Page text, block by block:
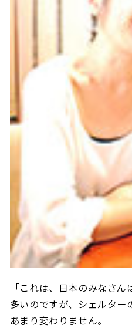
「これは、日本のみなさ
多いのですが、シェルター
あまり変わりません。